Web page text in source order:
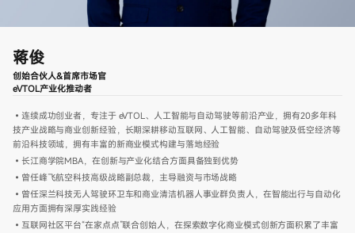
蒋俊
创始合伙人&首席市场官
eVTOL产业化推动者
•连续成功创业者，专注于 eVTOL、人工智能与自动驾驶等前沿产业，拥有20多年科
技产业战略与商业创新经验，长期深耕移动互联网、人工智能、自动驾驶及低空经济等
前沿科技领域，拥有丰富的新商业模式构建与落地经验
•长江商学院MBA，在创新与产业化结合方面具备独到优势
•曾任峰飞航空科技高级战略副总裁，主导融资与市场战略
•曾任深兰科技无人驾驶环卫车和商业清洁机器人事业群负责人，在智能出行与自动化
应用方面拥有深厚实践经验
•互联网社区平台“在家点点”联合创始人，在探索数字化商业模式创新方面积累了丰富